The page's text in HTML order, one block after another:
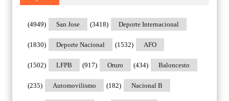
San Jose
(4949) Deporte Internacional
(3418)
Deporte Nacional
(1830) AFO
(1532)
LFPB
(1502) Oruro
(917) Baloncesto
(434)
Automovilismo
(235) Nacional B
(182)